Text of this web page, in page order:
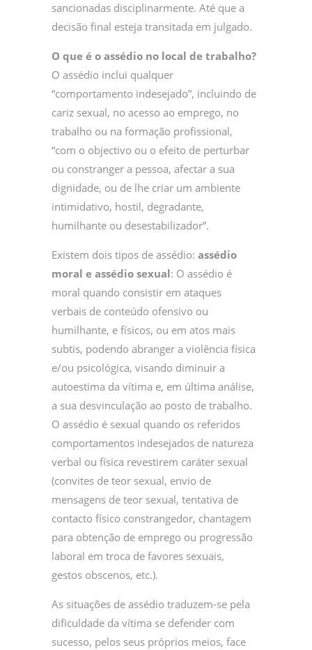
sancionadas disciplinarmente. Até que a
decisão final esteja transitada em julgado.
O que é o assédio no local de trabalho?
O assédio inclui qualquer
“comportamento indesejado”, incluindo de
cariz sexual, no acesso ao emprego, no
trabalho ou na formação profissional,
“com o objectivo ou o efeito de perturbar
ou constranger a pessoa, afectar a sua
dignidade, ou de lhe criar um ambiente
intimidativo, hostil, degradante,
humilhante ou desestabilizador”.
Existem dois tipos de assédio: assédio
moral e assédio sexual: O assédio é
moral quando consistir em ataques
verbais de conteúdo ofensivo ou
humilhante, e físicos, ou em atos mais
subtis, podendo abranger a violência física
e/ou psicológica, visando diminuir a
autoestima da vítima e, em última análise,
a sua desvinculação ao posto de trabalho.
O assédio é sexual quando os referidos
comportamentos indesejados de natureza
verbal ou física revestirem caráter sexual
(convites de teor sexual, envio de
mensagens de teor sexual, tentativa de
contacto físico constrangedor, chantagem
para obtenção de emprego ou progressão
laboral em troca de favores sexuais,
gestos obscenos, etc.).
As situações de assédio traduzem-se pela
dificuldade da vítima se defender com
sucesso, pelos seus próprios meios, face